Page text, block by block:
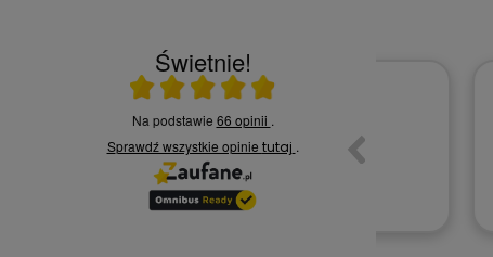
Świetnie!
Ocena średnia 4.9 na 5
Na podstawie 66 opinii .
Sprawdź wszystkie opinie tutaj .
27.07.2026
👍